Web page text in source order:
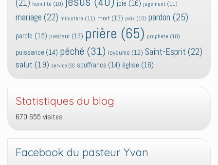
(21) humilité (10) joie (16) jugement (11)
mariage (22) ministère (11) mort (13) paix (10) pardon (25)
parole (15) pasteur (13) prière (65) prophete (10)
puissance (14) péché (31) royaume (12) Saint-Esprit (22)
salut (19) service (9) souffrance (14) église (16)
Statistiques du blog
670 655 visites
Facebook du pasteur Yvan